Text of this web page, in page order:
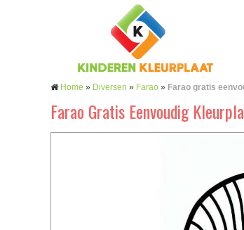
Home » Diversen » Farao » Farao gratis
Farao Gratis Eenvoudig